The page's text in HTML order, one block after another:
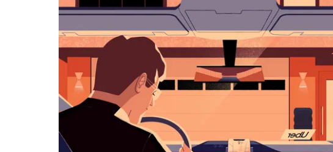
浏
览
日
历
择
期。
按